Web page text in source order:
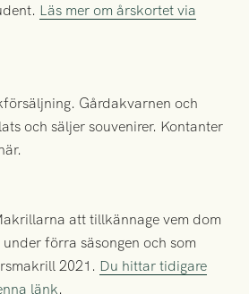
Läs mer om årskortet via
Gårdakvarnen och
och säljer souvenirer. Kontanter
att tillkännage vem dom
förra säsongen och som
2021. Du hittar tidigare
länk.